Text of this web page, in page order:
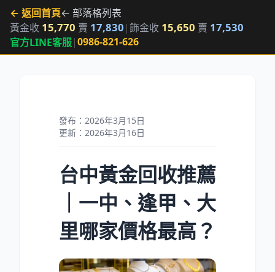
← 返回首頁← 部落格列表
黃金收 15,770 賣 17,830 |飾金收 15,650 賣 17,530
官方LINE客服|0986-821-626
發布：2026年3月15日
更新：2026年3月16日
台中黃金回收推薦
｜一中、逢甲、大
里哪家價格最高？